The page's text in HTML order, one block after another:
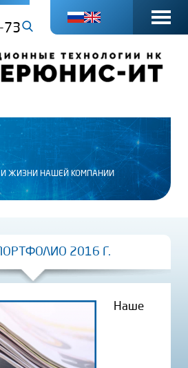
73
И ЖИЗНИ НАШЕЙ КОМПАНИИ
2016 Г.
Наше